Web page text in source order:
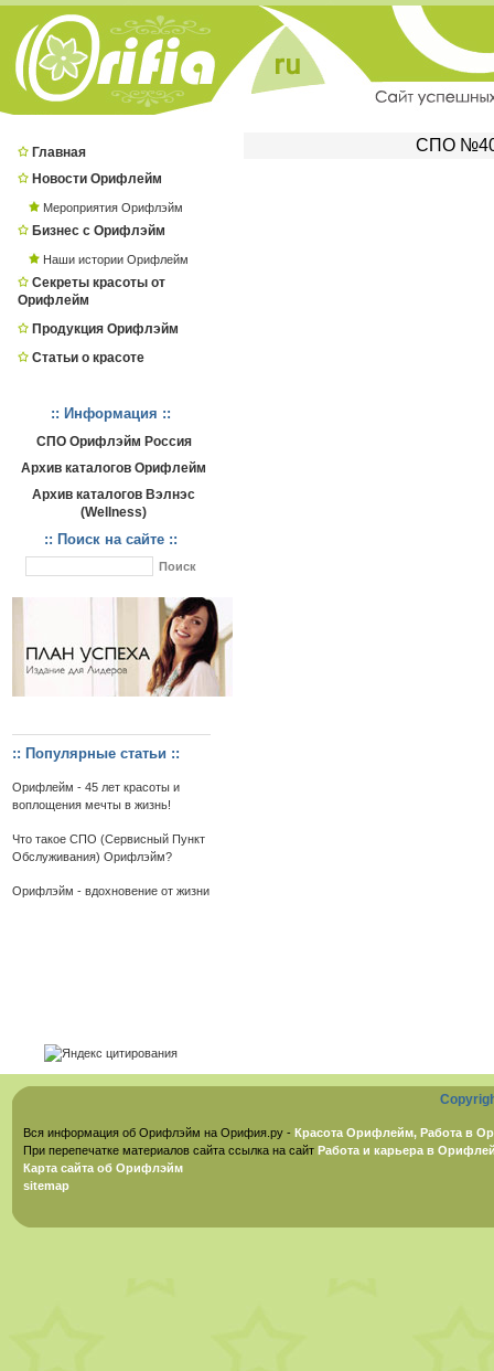
Главная
Новости Орифлейм
Мероприятия Орифлэйм
Бизнес с Орифлэйм
Наши истории Орифлейм
Секреты красоты от
Орифлейм
Продукция Орифлэйм
Статьи о красоте
:: Информация ::
СПО Орифлэйм Россия
Архив каталогов Орифлейм
Архив каталогов Вэлнэс
(Wellness)
:: Поиск на сайте ::
:: Популярные статьи ::
Орифлейм - 45 лет красоты и
воплощения мечты в жизнь!
Что такое СПО (Сервисный Пункт
Обслуживания) Орифлэйм?
Орифлэйм - вдохновение от жизни
СПО
Вся информация об Орифлэйм на Орифия.ру - Красота Орифлейм, Работа в
При перепечатке материалов сайта ссылка на сайт Работа и карьера в
Карта сайта об Орифлэйм
sitemap